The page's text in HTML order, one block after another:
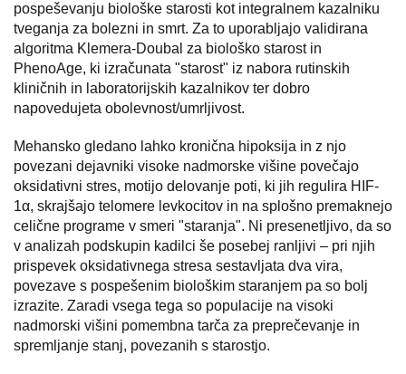
pospeševanju biološke starosti kot integralnem kazalniku
tveganja za bolezni in smrt. Za to uporabljajo validirana
algoritma Klemera-Doubal za biološko starost in
PhenoAge, ki izračunata "starost" iz nabora rutinskih
kliničnih in laboratorijskih kazalnikov ter dobro
napovedujeta obolevnost/umrljivost.
Mehansko gledano lahko kronična hipoksija in z njo
povezani dejavniki visoke nadmorske višine povečajo
oksidativni stres, motijo delovanje poti, ki jih regulira HIF-
1α, skrajšajo telomere levkocitov in na splošno premaknejo
celične programe v smeri "staranja". Ni presenetljivo, da so
v analizah podskupin kadilci še posebej ranljivi – pri njih
prispevek oksidativnega stresa sestavljata dva vira,
povezave s pospešenim biološkim staranjem pa so bolj
izrazite. Zaradi vsega tega so populacije na visoki
nadmorski višini pomembna tarča za preprečevanje in
spremljanje stanj, povezanih s starostjo.